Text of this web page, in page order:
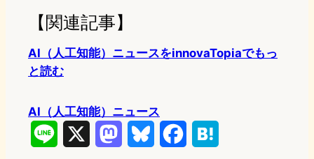
【関連記事】
AI（人工知能）ニュースをinnovaTopiaでもっ
と読む
AI（人工知能）ニュース